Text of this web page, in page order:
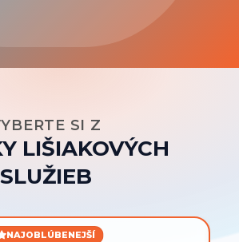
SI Z
LIŠIAKOVÝCH
SLUŽIEB
NAJOBLÚBENEJŠÍ